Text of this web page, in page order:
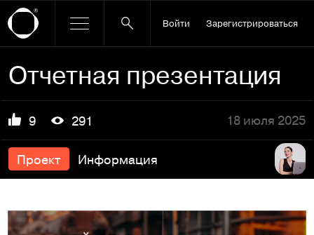
Войти Зарегистрироваться
Отчетная презентация
9 291 18 июля 2025
Проект Информация